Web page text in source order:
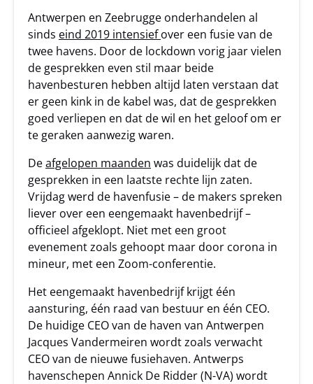
Antwerpen en Zeebrugge onderhandelen al
sinds eind 2019 intensiefover een fusie van de
twee havens. Door de lockdown vorig jaar vielen
de gesprekken even stil maar beide
havenbesturen hebben altijd laten verstaan dat
er geen kink in de kabel was, dat de gesprekken
goed verliepen en dat de wil en het geloof om er
te geraken aanwezig waren.
Deafgelopen maanden was duidelijk dat de
gesprekken in een laatste rechte lijn zaten.
Vrijdag werd de havenfusie – de makers spreken
liever over een eengemaakt havenbedrijf –
officieel afgeklopt. Niet met een groot
evenement zoals gehoopt maar door corona in
mineur, met een Zoom-conferentie.
Het eengemaakt havenbedrijf krijgt één
aansturing, één raad van bestuur en één CEO.
De huidige CEO van de haven van Antwerpen
Jacques Vandermeiren wordt zoals verwacht
CEO van de nieuwe fusiehaven. Antwerps
havenschepen Annick De Ridder (N-VA) wordt